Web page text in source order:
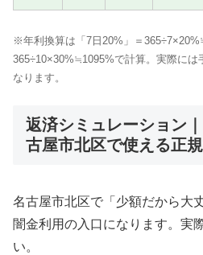
※年利換算は「7日20%」＝
365÷10×30%≒1095%で計算。実際には
なります。
返済シミュレーション
古屋市北区で使える正
名古屋市北区で「少額だから大
闇金利用の入口になります。実
い。